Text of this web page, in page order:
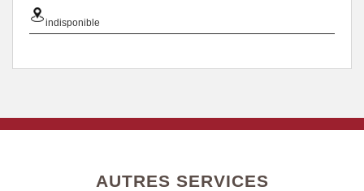
indisponible
AUTRES SERVICES